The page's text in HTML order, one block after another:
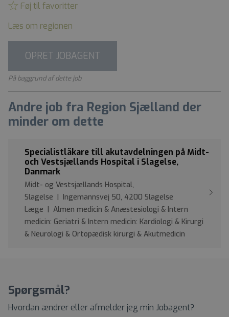
Føj til favoritter
Læs om regionen
OPRET JOBAGENT
På baggrund af dette job
Andre job fra Region Sjælland der
minder om dette
Specialistläkare till akutavdelningen på Midt-
och Vestsjællands Hospital i Slagelse,
Danmark
Midt- og Vestsjællands Hospital,
Slagelse | Ingemannsvej 50, 4200 Slagelse
Læge | Almen medicin & Anæstesiologi & Intern
medicin: Geriatri & Intern medicin: Kardiologi & Kirurgi
& Neurologi & Ortopædisk kirurgi & Akutmedicin
Spørgsmål?
Hvordan ændrer eller afmelder jeg min Jobagent?